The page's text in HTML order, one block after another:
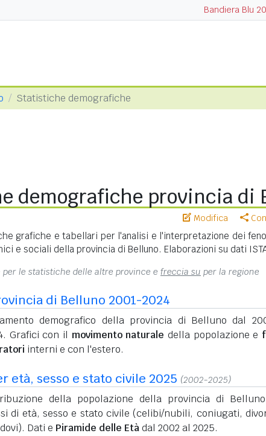
Bandiera Blu
Statistiche demografiche
demografiche provincia di
Modifica
grafiche e tabellari per l'analisi e l'interpretazione dei
e sociali della provincia di Belluno. Elaborazioni su dati
le statistiche delle altre province e freccia su per la regione
di Belluno 2001-2024
demografico della provincia di Belluno dal
Grafici con il movimento naturale della popolazione e
interni e con l'estero.
età, sesso e stato civile 2025 (2002-2025)
della popolazione della provincia di
di età, sesso e stato civile (celibi/nubili, coniugati,
Dati e Piramide delle Etàdal 2002 al 2025.